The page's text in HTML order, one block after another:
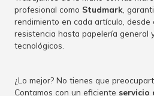
profesional como Studmark ,
rendimiento en cada artículo,
resistencia hasta papelería general
tecnológicos.
¿Lo mejor? No tienes que
Contamos con un eficiente servicio